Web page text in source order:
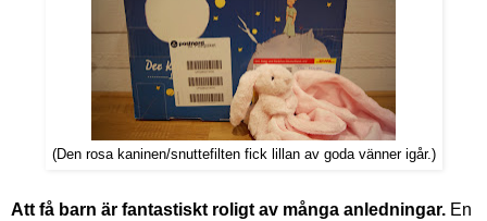
(Den rosa kaninen/snuttefilten fick lillan av goda vänner igår.)
Att få barn är fantastiskt roligt av många anledningar. En